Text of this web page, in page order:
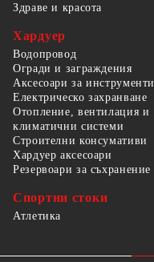
Здраве и красота
Хардуер
Водопровод
Огради и заграждения
Аксесоари за инструменти
Електрическо захранване
Отопление, вентилация и
климатични системи
Строителни консумативи
Хардуер аксесоари
Резервоари за съхранение
Спортни стоки
Атлетика